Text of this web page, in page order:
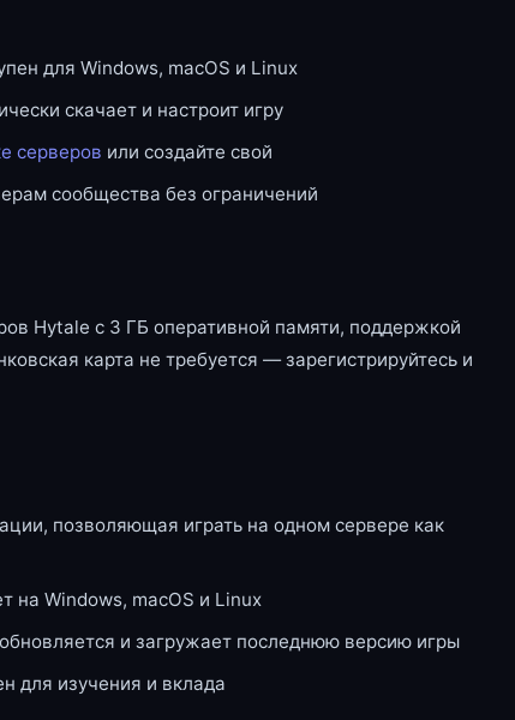
для Windows, macOS и Linux
скачает и настроит игру
серверов или создайте свой
сообщества без ограничений
Hytale с 3 ГБ оперативной памяти, поддержкой
карта не требуется — зарегистрируйтесь и
позволяющая играть на одном сервере как
на Windows, macOS и Linux
и загружает последнюю версию игры
для изучения и вклада